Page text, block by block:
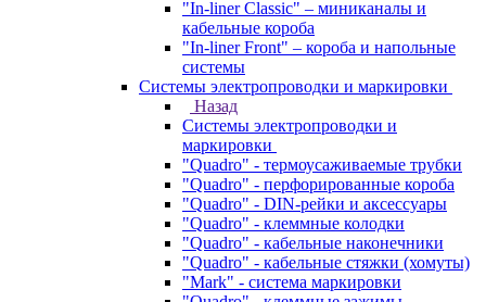
"In-liner Classic" – миниканалы и
кабельные короба
"In-liner Front" – короба и напольные
системы
Системы электропроводки и маркировки
Назад
Системы электропроводки и
маркировки
"Quadro" - термоусаживаемые трубки
"Quadro" - перфорированные короба
"Quadro" - DIN-рейки и аксессуары
"Quadro" - клеммные колодки
"Quadro" - кабельные наконечники
"Quadro" - кабельные стяжки (хомуты)
"Mark" - система маркировки